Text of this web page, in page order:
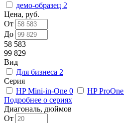
демо-образец 2
Цена, руб.
От
До
58 583
99 829
Вид
Для бизнеса 2
Серия
HP Mini-in-One 0 HP ProOne
Подробнее о сериях
Диагональ, дюймов
От